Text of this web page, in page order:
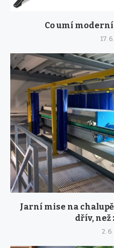
Co umí
17.
Jarní mise na
dřív, než
2.